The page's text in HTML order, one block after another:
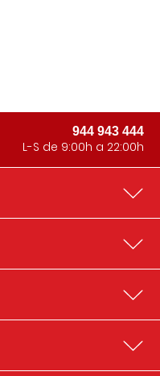
944 943 444
L-S de 9:00h a 22:00h